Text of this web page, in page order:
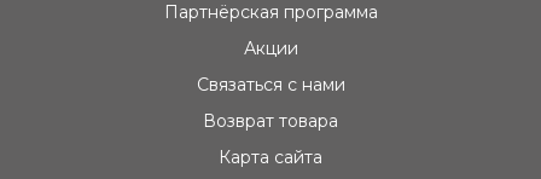
Партнёрская программа
Акции
Связаться с нами
Возврат товара
Карта сайта